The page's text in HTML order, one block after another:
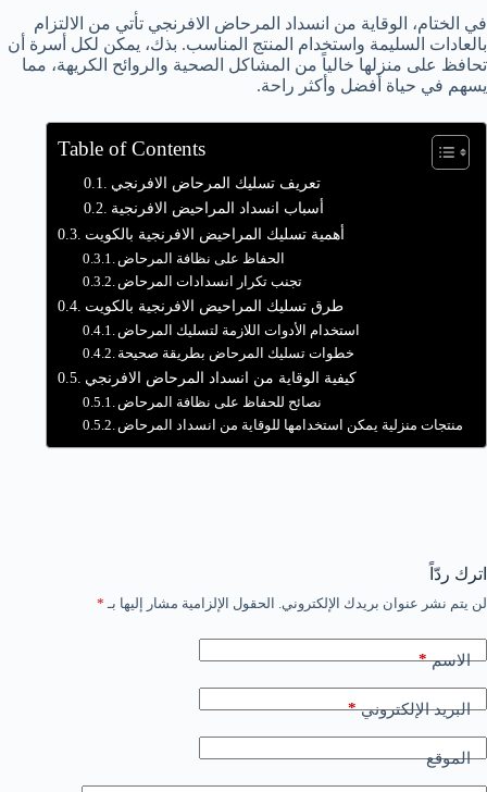
في الختام، الوقاية من انسداد المرحاض الافرنجي تأتي من الالتزام
بالعادات السليمة واستخدام المنتج المناسب. بذك، يمكن لكل أسرة أن
تحافظ على منزلها خالياً من المشاكل الصحية والروائح الكريهة، مما
يسهم في حياة أفضل وأكثر راحة.
Table of Contents
تعريف تسليك المرحاض الافرنجي
أسباب انسداد المراحيض الافرنجية
أهمية تسليك المراحيض الافرنجية بالكويت
الحفاظ على نظافة المرحاض
تجنب تكرار انسدادات المرحاض
طرق تسليك المراحيض الافرنجية بالكويت
استخدام الأدوات اللازمة لتسليك المرحاض
خطوات تسليك المرحاض بطريقة صحيحة
كيفية الوقاية من انسداد المرحاض الافرنجي
نصائح للحفاظ على نظافة المرحاض
منتجات منزلية يمكن استخدامها للوقاية من انسداد المرحاض
اترك ردّاً
لن يتم نشر عنوان بريدك الإلكتروني. الحقول الإلزامية مشار إليها بـ *
الاسم*
البريد الإلكتروني*
الموقع